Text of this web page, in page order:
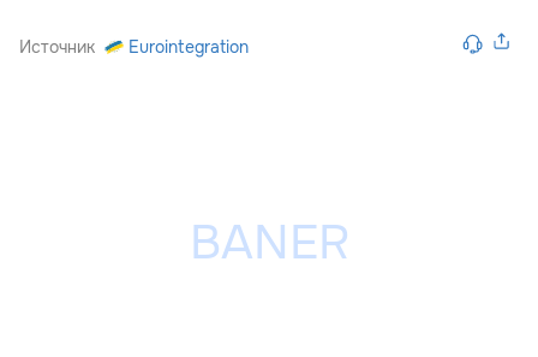
Источник Eurointegration